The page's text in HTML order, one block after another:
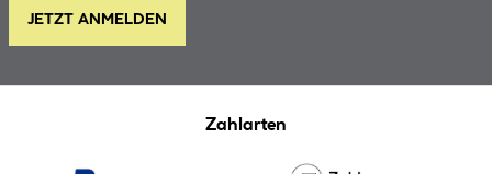
JETZT ANMELDEN
Zahlarten